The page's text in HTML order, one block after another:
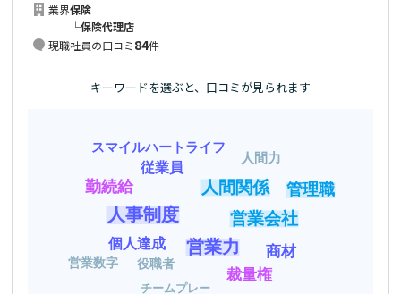
業界保険
└保険代理店
現職社員の口コミ84件
キーワードを選ぶと、口コミが見られます
人事制度
営業力
営業会社
人間関係 管理職
勤続給
裁量権
商材
従業員
個人達成
スマイルハートライフ
人間力
役職者
営業数字
チームプレー